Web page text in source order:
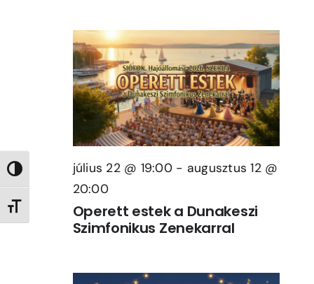
Nagy kontraszt váltása
Betűméret váltása
július 22 @ 19:00 - augusztus 12 @
20:00
Operett estek a Dunakeszi
Szimfonikus Zenekarral